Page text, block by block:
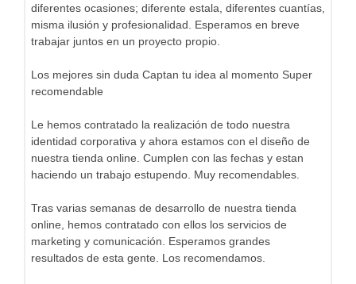
diferentes ocasiones; diferente estala, diferentes cuantías,
misma ilusión y profesionalidad. Esperamos en breve
trabajar juntos en un proyecto propio.
Los mejores sin duda Captan tu idea al momento Super
recomendable
Le hemos contratado la realización de todo nuestra
identidad corporativa y ahora estamos con el diseño de
nuestra tienda online. Cumplen con las fechas y estan
haciendo un trabajo estupendo. Muy recomendables.
Tras varias semanas de desarrollo de nuestra tienda
online, hemos contratado con ellos los servicios de
marketing y comunicación. Esperamos grandes
resultados de esta gente. Los recomendamos.